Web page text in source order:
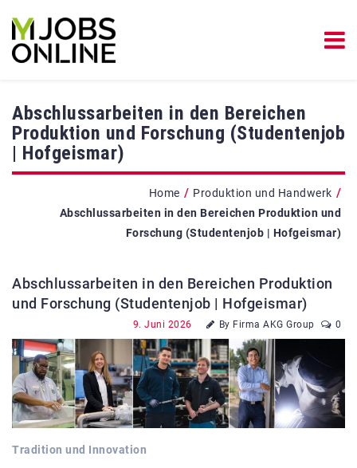
Abschlussarbeiten in den Bereichen
Produktion und Forschung (Studentenjob
| Hofgeismar)
Home / Produktion und Handwerk /
Abschlussarbeiten in den Bereichen Produktion und
Forschung (Studentenjob | Hofgeismar)
Abschlussarbeiten in den Bereichen Produktion
und Forschung (Studentenjob | Hofgeismar)
9. Juni 2026 By Firma AKG Group 0
Tradition und Innovation